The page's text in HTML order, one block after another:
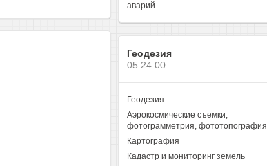
аварий
Геодезия
05.24.00
Геодезия
Аэрокосмические съемки,
фотограмметрия, фототопография
Картография
Кадастр и мониторинг земель